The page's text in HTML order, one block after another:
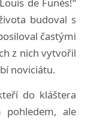
budoval s
častými
z nich vytvořil
noviciátu.
do kláštera
ale